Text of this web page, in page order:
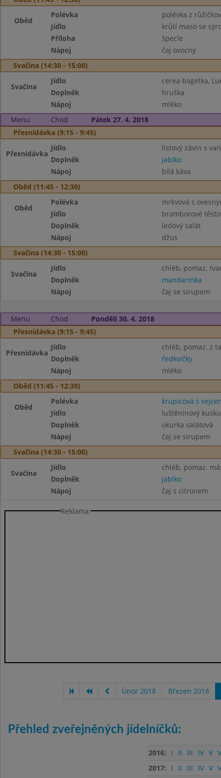
Oběd
Polévka
polévka z
Jídlo
krůtí maso se
Příloha
špecle
Nápoj
čaj ovocný
Svačina (14:30 - 15:00)
Svačina
Jídlo
cerea bagetka,
Doplněk
hruška
Nápoj
mléko
Menu
Chod
Pátek 27. 4. 2018
Přesnídávka (9:15 - 9:45)
Přesnídávka
Jídlo
listový závin s
Doplněk
jablko
Nápoj
bílá káva
Oběd (11:45 - 12:30)
Oběd
Polévka
mrkvová s
Jídlo
bramborové
Doplněk
ledový salát
Nápoj
džus
Svačina (14:30 - 15:00)
Svačina
Jídlo
chléb, pomaz.
Doplněk
mandarinka
Nápoj
čaj se sirupem
Menu Chod
Pondělí 30. 4. 2018
Přesnídávka (9:15 - 9:45)
Přesnídávka
Jídlo
chléb, pomaz. z
Doplněk
ředkvičky
Nápoj
mléko
Oběd (11:45 - 12:30)
Oběd
Polévka
krupicová s
Jídlo
luštěninový
Doplněk
okurka salátová
Nápoj
čaj se sirupem
Svačina (14:30 - 15:00)
Svačina
Jídlo
chléb, pomaz.
Doplněk
jablko
Nápoj
čaj s citronem
Reklama:
Únor 2018 Březen 2018
Přehled zveřejněných jídelníčků:
2016: I II III IV V
2017:
I II III IV V